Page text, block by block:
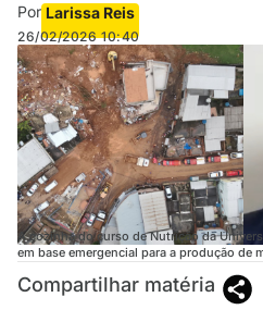
Por Larissa Reis
26/02/2026 10:40
A cozinha do curso de Nutrição da
em base emergencial para a produção de
Compartilhar matéria